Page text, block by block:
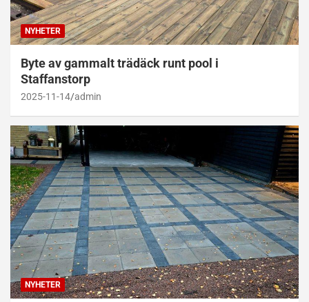
NYHETER
Byte av gammalt trädäck runt pool i
Staffanstorp
2025-11-14 admin
NYHETER